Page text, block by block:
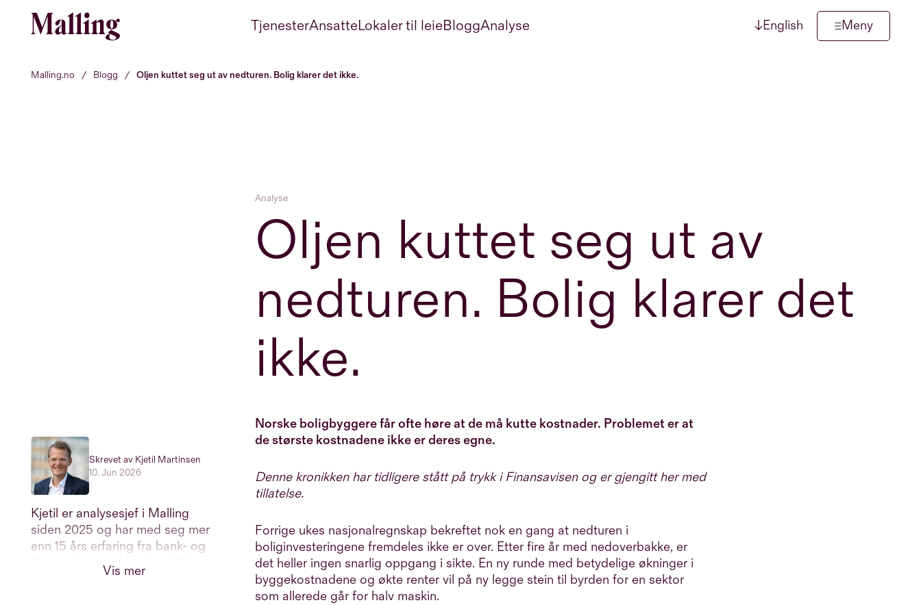
Hopp til innhold TjenesterAnsatteLokaler til leieBloggAnalyse ↓English Meny
Malling.no / Blogg / Oljen kuttet seg ut av nedturen. Bolig klarer det ikke.
Analyse
Oljen kuttet seg ut av
nedturen. Bolig klarer det
ikke.
Skrevet av Kjetil Martinsen
10. Jun 2026
Kjetil er analysesjef i Malling
siden 2025 og har med seg mer
enn 15 års erfaring fra bank- og
finanssektoren. Han har tidligere
jobbet i både Norges Bank og
Vis mer
Norske boligbyggere får ofte høre at de må kutte kostnader. Problemet er at
de største kostnadene ikke er deres egne.
Denne kronikken har tidligere stått på trykk i Finansavisen og er gjengitt her med
tillatelse.
Forrige ukes nasjonalregnskap bekreftet nok en gang at nedturen i
boliginvesteringene fremdeles ikke er over. Etter fire år med nedoverbakke, er
det heller ingen snarlig oppgang i sikte. En ny runde med betydelige økninger i
byggekostnadene og økte renter vil på ny legge stein til byrden for en sektor
som allerede går for halv maskin.